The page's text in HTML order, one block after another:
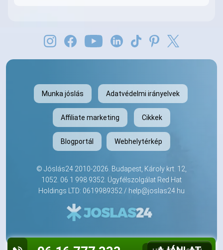
Munka jóslás Adatvédelmi irányelvek
Affiliate marketing Cikkek
Blogportál Webhelytérkép
© Jóslás24 2010-2026. Budapest, Károly krt. 12,
1052. 06 1 998 9352. Ügyfélszolgálat Red Hat
Holdings LTD: 0619989352 / help@joslas24.hu